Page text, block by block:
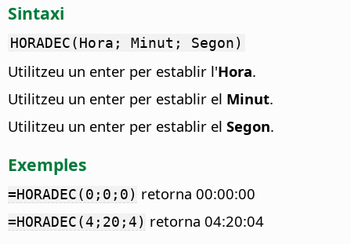
Sintaxi
HORADEC(Hora; Minut; Segon)
Utilitzeu un enter per establir l'Hora.
Utilitzeu un enter per establir el Minut.
Utilitzeu un enter per establir el Segon.
Exemples
=HORADEC(0;0;0) retorna 00:00:00
=HORADEC(4;20;4) retorna 04:20:04